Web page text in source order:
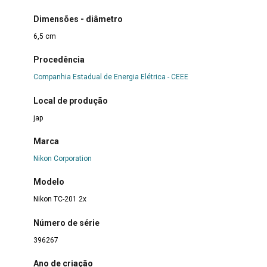
Dimensões - diâmetro
6,5 cm
Procedência
Companhia Estadual de Energia Elétrica - CEEE
Local de produção
jap
Marca
Nikon Corporation
Modelo
Nikon TC-201 2x
Número de série
396267
Ano de criação